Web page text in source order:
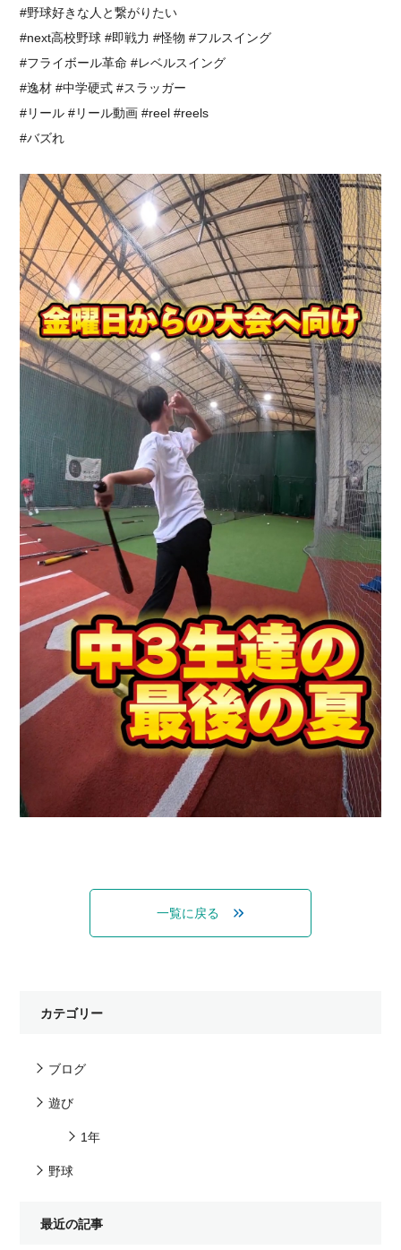
#野球好きな人と繋がりたい
#next高校野球 #即戦力 #怪物 #フルスイング⁡
⁡#フライボール革命 #レベルスイング
#逸材 #中学硬式 #スラッガー
#リール #リール動画 #reel #reels
#バズれ
一覧に戻る
カテゴリー
ブログ
遊び
1年
野球
最近の記事